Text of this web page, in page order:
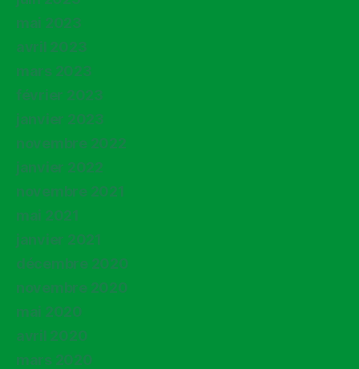
mai 2023
avril 2023
mars 2023
février 2023
janvier 2023
novembre 2022
janvier 2022
novembre 2021
mai 2021
janvier 2021
décembre 2020
novembre 2020
mai 2020
avril 2020
mars 2020